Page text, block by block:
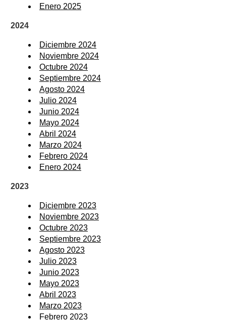
Enero 2025
2024
Diciembre 2024
Noviembre 2024
Octubre 2024
Septiembre 2024
Agosto 2024
Julio 2024
Junio 2024
Mayo 2024
Abril 2024
Marzo 2024
Febrero 2024
Enero 2024
2023
Diciembre 2023
Noviembre 2023
Octubre 2023
Septiembre 2023
Agosto 2023
Julio 2023
Junio 2023
Mayo 2023
Abril 2023
Marzo 2023
Febrero 2023